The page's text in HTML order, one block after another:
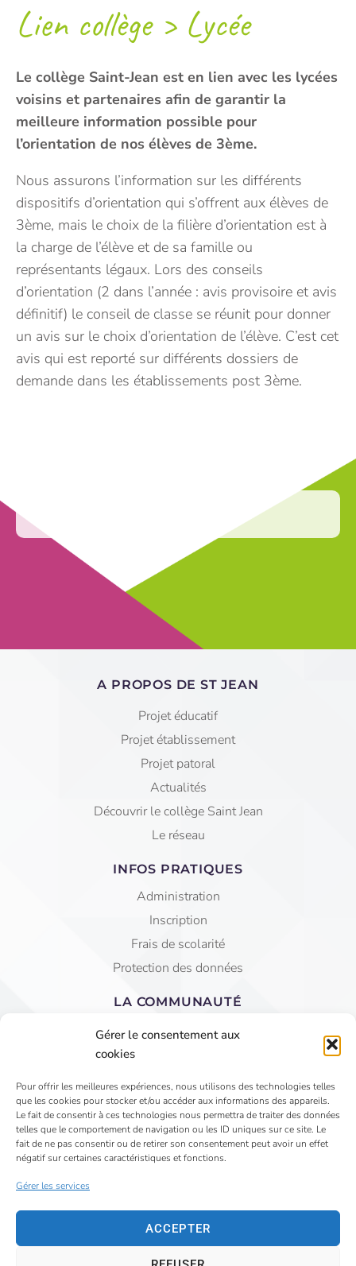
Gérer le consentement aux
cookies
Pour offrir les meilleures expériences, nous utilisons des technologies telles
que les cookies pour stocker et/ou accéder aux informations des appareils.
Le fait de consentir à ces technologies nous permettra de traiter des données
telles que le comportement de navigation ou les ID uniques sur ce site. Le
fait de ne pas consentir ou de retirer son consentement peut avoir un effet
négatif sur certaines caractéristiques et fonctions.
Gérer les services
ACCEPTER
Lien collège > Lycée
Le collège Saint-Jean est en lien avec les lycées
voisins et partenaires afin de garantir la
meilleure information possible pour
l’orientation de nos élèves de 3ème.
Nous assurons l’information sur les différents
dispositifs d’orientation qui s’offrent aux élèves de
3ème, mais le choix de la filière d’orientation est à
la charge de l’élève et de sa famille ou
représentants légaux. Lors des conseils
d’orientation (2 dans l’année : avis provisoire et avis
définitif) le conseil de classe se réunit pour donner
un avis sur le choix d’orientation de l’élève. C’est cet
avis qui est reporté sur différents dossiers de
demande dans les établissements post 3ème.
A PROPOS DE ST JEAN
Projet éducatif
Projet établissement
Projet patoral
Actualités
Découvrir le collège Saint Jean
Le réseau
INFOS PRATIQUES
Administration
Inscription
Frais de scolarité
Protection des données
LA COMMUNAUTÉ
Equipe éducative
AGEC Saint Jean
4 Rue du Faubourg St Jean - VIHIERS 49310 LYS
HAUT LAYON
02 41 75 81 15